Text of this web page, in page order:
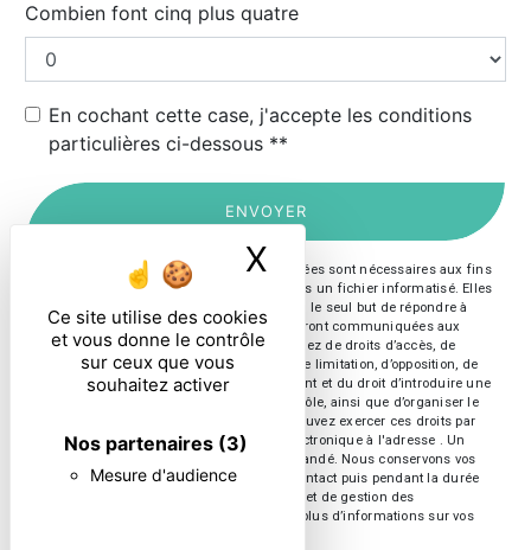
Ce site utilise des cookies
et vous donne le contrôle
sur ceux que vous
souhaitez activer
Nos partenaires (3)
Mesure d'audience
X Masquer le
Combien font cinq plus quatre
En cochant cette case, j'accepte les conditions
particulières ci-dessous **
ENVOYER
** Les données personnelles communiquées sont nécessaires aux fins
de vous contacter et sont enregistrées dans un fichier informatisé. Elles
sont destinées à et ses sous-traitants dans le seul but de répondre à
votre message. Les données collectées seront communiquées aux
seuls destinataires suivants: . Vous disposez de droits d’accès, de
rectification, d’effacement, de portabilité, de limitation, d’opposition, de
retrait de votre consentement à tout moment et du droit d’introduire une
réclamation auprès d’une autorité de contrôle, ainsi que d’organiser le
sort de vos données post-mortem. Vous pouvez exercer ces droits par
voie postale à l'adresse ou par courrier électronique à l'adresse . Un
justificatif d'identité pourra vous être demandé. Nous conservons vos
données pendant la période de prise de contact puis pendant la durée
de prescription légale aux fins probatoires et de gestion des
contentieux. Consultez le site cnil.fr pour plus d’informations sur vos